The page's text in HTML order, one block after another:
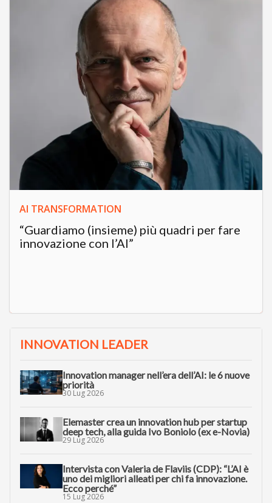
AI TRANSFORMATION
“Guardiamo (insieme) più quadri per fare
innovazione con l’AI”
INNOVATION LEADER
Innovation manager nell’era dell’AI: le 6 nuove
priorità
30 Lug 2026
Elemaster crea un innovation hub per startup
deep tech, alla guida Ivo Boniolo (ex e-Novia)
29 Lug 2026
Intervista con Valeria de Flaviis (CDP): “L’AI è
uno dei migliori alleati per chi fa innovazione.
Ecco perché”
15 Lug 2026